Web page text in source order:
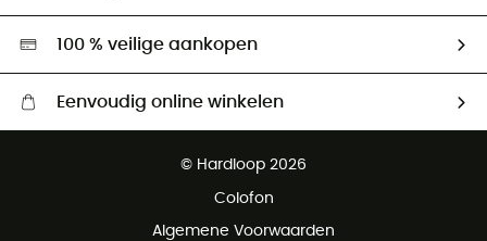
Hardgreen
100 % veilige aankopen
Eenvoudig online winkelen
Gratis retourneren binnen 100 dagen
© Hardloop 2026
Colofon
Algemene Voorwaarden